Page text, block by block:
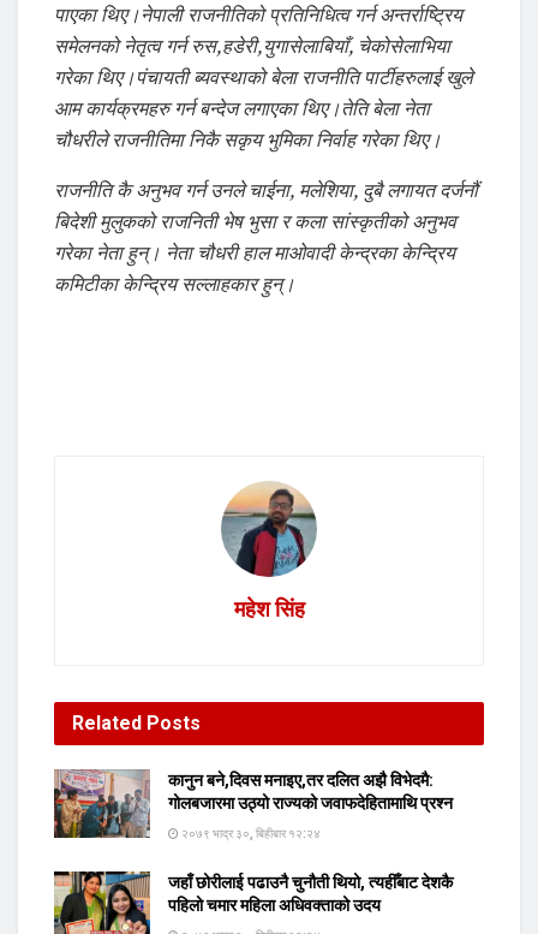
पाएका थिए।नेपाली राजनीतिको प्रतिनिधित्व गर्न अन्तर्राष्ट्रिय
समेलनको नेतृत्व गर्न रुस,हडेरी,युगासेलाबियाँ, चेकोसेलाभिया
गरेका थिए।पंचायती ब्यवस्थाको बेला राजनीति पार्टीहरुलाई खुले
आम कार्यक्रमहरु गर्न बन्देज लगाएका थिए।तेति बेला नेता
चौधरीले राजनीतिमा निकै सकृय भुमिका निर्वाह गरेका थिए।
राजनीति कै अनुभव गर्न उनले चाईना, मलेशिया, दुबै लगायत दर्जनौं
बिदेशी मुलुकको राजनिती भेष भुसा र कला सांस्कृतीको अनुभव
गरेका नेता हुन्। नेता चौधरी हाल माओवादी केन्द्रका केन्द्रिय
कमिटीका केन्द्रिय सल्लाहकार हुन्।
महेश सिंह
Related Posts
कानुन बने,दिवस मनाइए,तर दलित अझै विभेदमै:
गोलबजारमा उठ्यो राज्यको जवाफदेहितामाथि प्रश्न
२०७९ भाद्र ३०, बिहीबार १२:२४
जहाँ छोरीलाई पढाउनै चुनौती थियो, त्यहीँबाट देशकै
पहिलो चमार महिला अधिवक्ताको उदय